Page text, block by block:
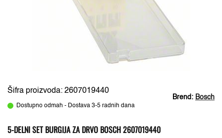
Brend: Bosch
Šifra proizvoda: 2607019440
Dostupno odmah - Dostava 3-5 radnih dana
5-DELNI SET BURGIJA ZA DRVO BOSCH 2607019440